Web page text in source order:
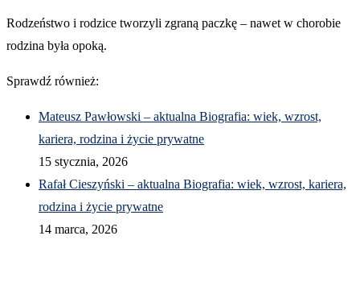
Rodzeństwo i rodzice tworzyli zgraną paczkę – nawet w chorobie
rodzina była opoką.
Sprawdź również:
Mateusz Pawłowski – aktualna Biografia: wiek, wzrost,
kariera, rodzina i życie prywatne
15 stycznia, 2026
Rafał Cieszyński – aktualna Biografia: wiek, wzrost, kariera,
rodzina i życie prywatne
14 marca, 2026